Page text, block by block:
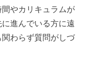
やカリキュラムが
進んでいる方に遠
わらず質問がしづ